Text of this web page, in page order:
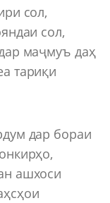
сол,
сол,
маҷмуъ даҳ
тариқи
дар бораи
ашхоси